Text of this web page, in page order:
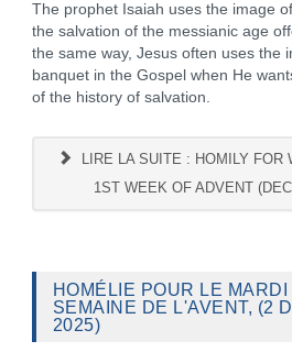
The prophet Isaiah uses the image
the salvation of the messianic age
the same way, Jesus often uses the
banquet in the Gospel when He
of the history of salvation.
LIRE LA SUITE : HOMILY FOR
1ST WEEK OF ADVENT
HOMÉLIE POUR LE
SEMAINE DE L'AVENT, (2
2025)